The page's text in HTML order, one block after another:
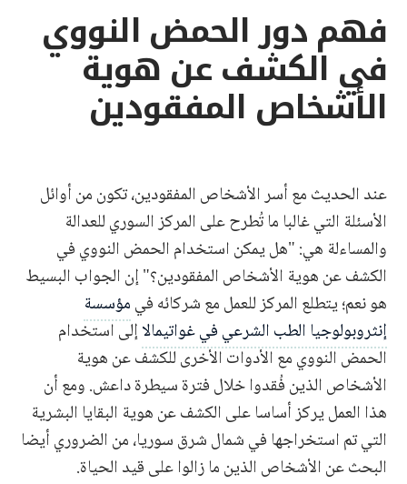
فهم دور الحمض النووي
في الكشف عن هوية
الأشخاص المفقودين
عند الحديث مع أسر الأشخاص المفقودين، تكون من أوائل
الأسئلة التي غالبا ما تُطرح على المركز السوري للعدالة
والمساءلة هي: "هل يمكن استخدام الحمض النووي في
الكشف عن هوية الأشخاص المفقودين؟" إن الجواب البسيط
هو نعم؛ يتطلع المركز للعمل مع شركائه فيمؤسسة
إنثروبولوجيا الطب الشرعي في غواتيمالاإلى استخدام
الحمض النووي مع الأدوات الأخرى للكشف عن هوية
الأشخاص الذين فُقدوا خلال فترة سيطرة داعش. ومع أن
هذا العمل يركز أساسا على الكشف عن هوية البقايا البشرية
التي تم استخراجها في شمال شرق سوريا، من الضروري أيضا
البحث عن الأشخاص الذين ما زالوا على قيد الحياة.